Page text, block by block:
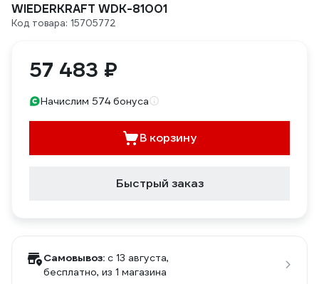
WIEDERKRAFT WDK-81001
Код товара: 15705772
57 483 ₽
Начислим 574 бонуса
В корзину
Быстрый заказ
Самовывоз: c 13 августа,
бесплатно, из 1 магазина